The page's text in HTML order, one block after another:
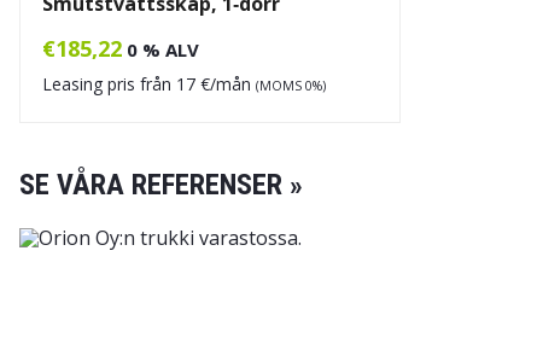
€185,22 0 % ALV
Leasing pris från 17 €/mån (MOMS 0%)
SE VÅRA REFERENSER »